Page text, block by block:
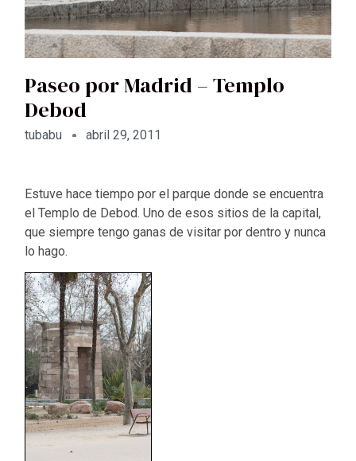
Paseo por Madrid – Templo
Debod
tubabu abril 29, 2011
Estuve hace tiempo por el parque donde se encuentra
el Templo de Debod. Uno de esos sitios de la capital,
que siempre tengo ganas de visitar por dentro y nunca
lo hago.